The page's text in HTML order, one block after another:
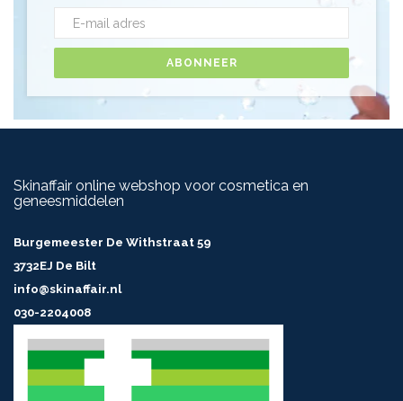
ABONNEER
Skinaffair online webshop voor cosmetica en
geneesmiddelen
Burgemeester De Withstraat 59
3732EJ De Bilt
info@skinaffair.nl
030-2204008